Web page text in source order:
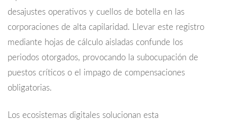
desajustes operativos y cuellos de botella en las
corporaciones de alta capilaridad. Llevar este registro
mediante hojas de cálculo aisladas confunde los
periodos otorgados, provocando la subocupación de
puestos críticos o el impago de compensaciones
obligatorias.
Los ecosistemas digitales solucionan esta